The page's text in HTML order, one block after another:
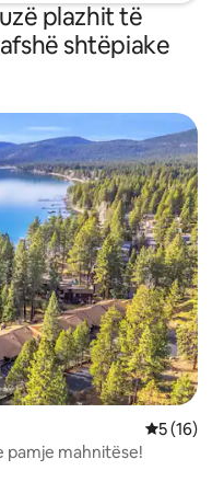
plazhit të
shtëpiake
Vlerësimi
5 (16)
pamje mahnitëse!